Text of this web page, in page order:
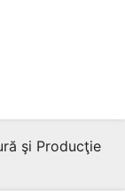
şi Producţie